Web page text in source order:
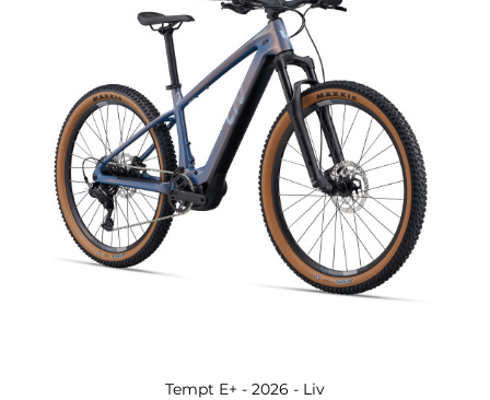
Voir ce vélo de route Femme
Tempt E+ - 2026 - Liv